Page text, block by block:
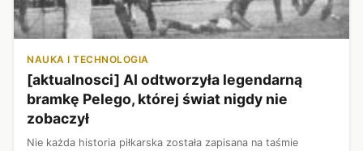
NAUKA I TECHNOLOGIA
[aktualnosci] AI odtworzyła legendarną
bramkę Pelego, której świat nigdy nie
zobaczył
Nie każda historia piłkarska została zapisana na taśmie